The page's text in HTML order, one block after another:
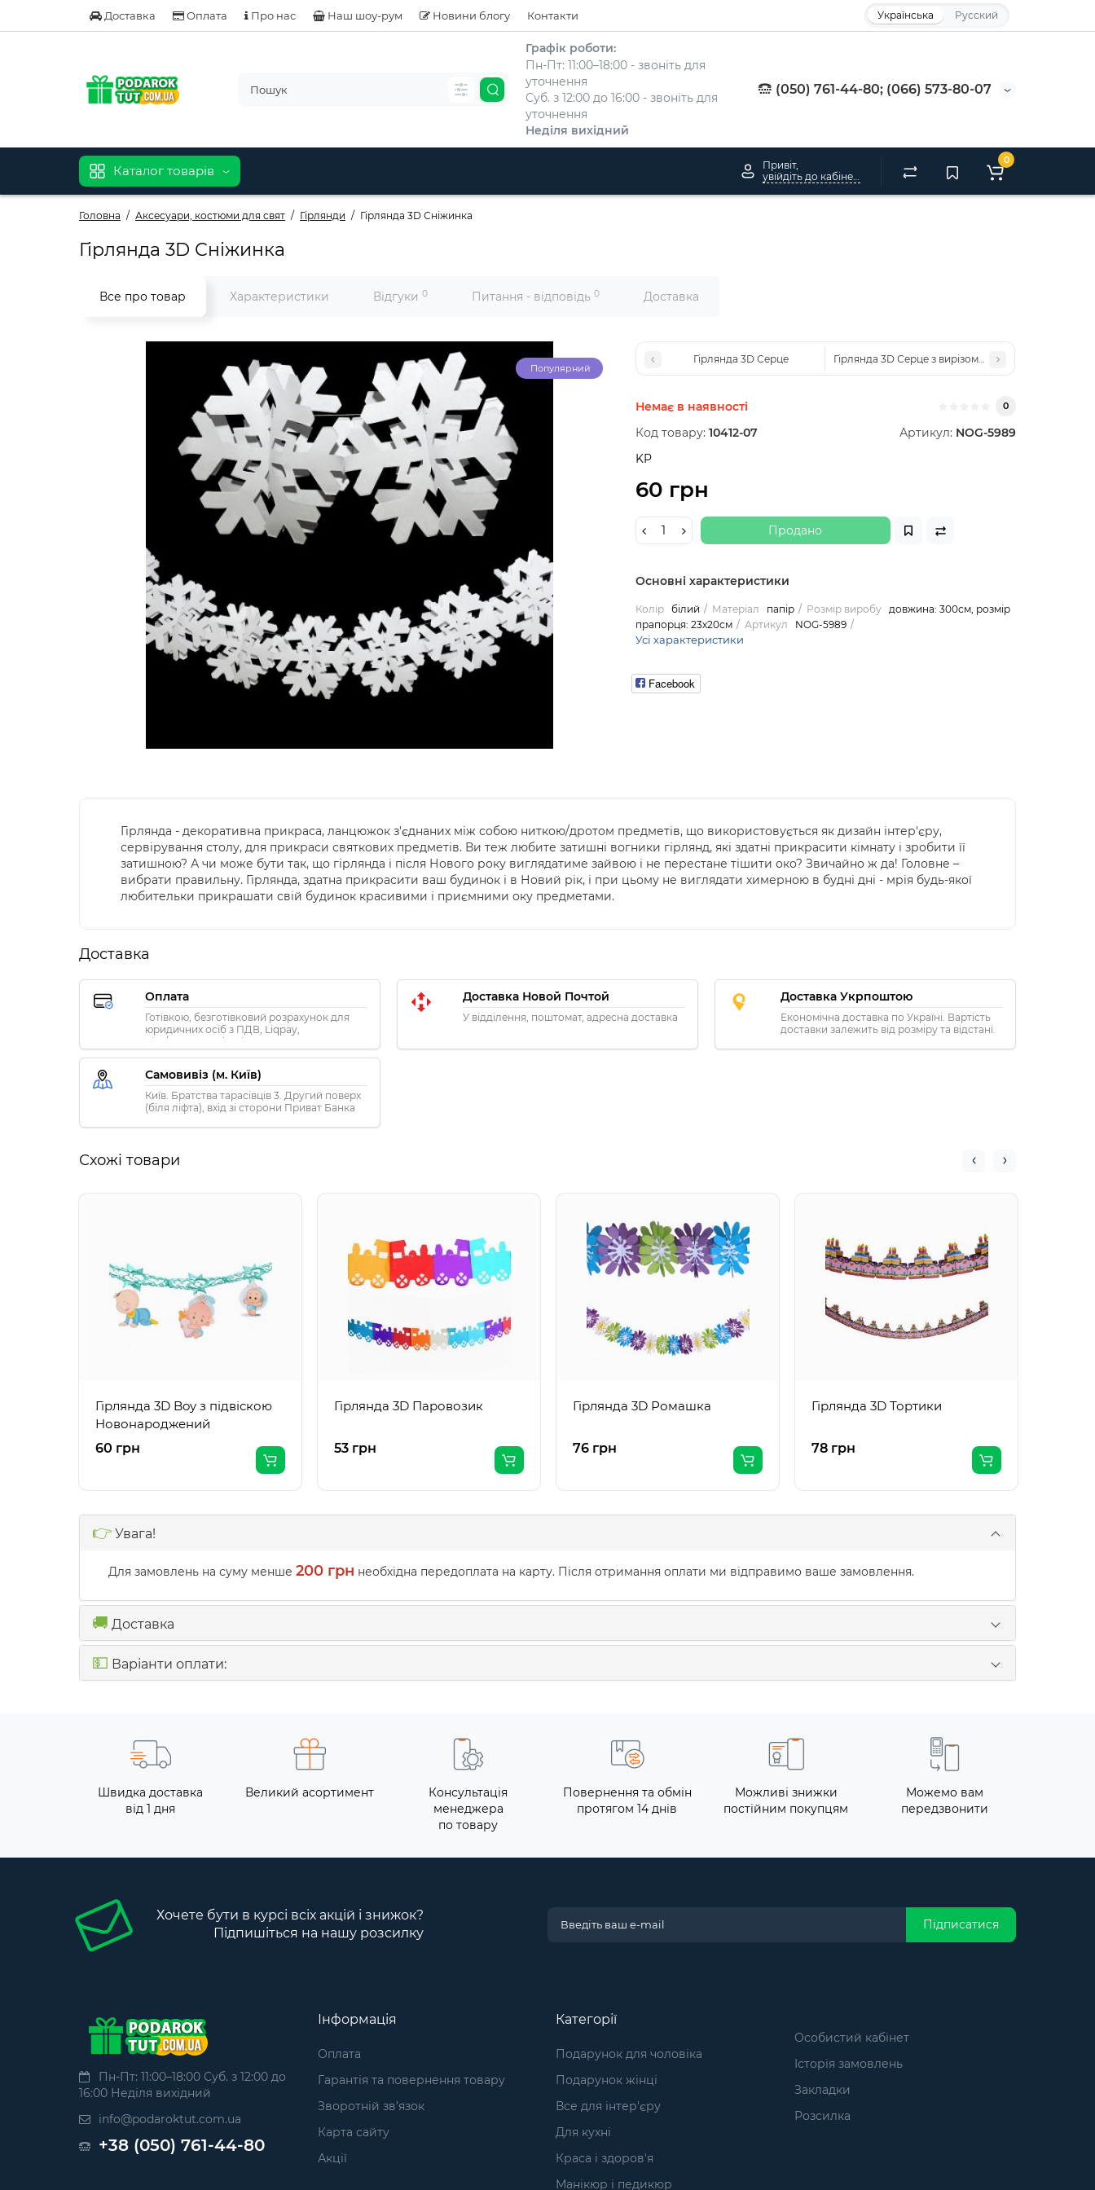
Доставка Оплата Про нас Наш шоу-рум Новини блогу Контакти Українська Русский
Графік роботи:
Пн-Пт: 11:00–18:00 - звоніть для
уточнення
Суб. з 12:00 до 16:00 - звоніть для
уточнення
Неділя вихідний
(050) 761-44-80; (066) 573-80-07
Каталог товарів
Привіт,
0
Головна Аксесуари, костюми для свят Гірлянди Гірлянда 3D Сніжинка
Гірлянда 3D Сніжинка
Все про товар Характеристики Відгуки 0 Питання - відповідь 0 Доставка
Популярний
Гірлянда 3D Серце Гірлянда 3D Серце з вирізом (різнокольорове)
Немає в наявності 0
Код товару: 10412-07 Артикул: NOG-5989
KP
60 грн
Продано
Основні характеристики
Колір білий Матеріал папір Розмір виробу
довжина: 300см, розмір
прапорця: 23х20см
Артикул NOG-5989
Усі характеристики
Facebook
Гірлянда - декоративна прикраса, ланцюжок з'єднаних між собою ниткою/дротом предметів, що використовується як дизайн інтер'єру,
сервірування столу, для прикраси святкових предметів. Ви теж любите затишні вогники гірлянд, які здатні прикрасити кімнату і зробити її
затишною? А чи може бути так, що гірлянда і після Нового року виглядатиме зайвою і не перестане тішити око? Звичайно ж да! Головне –
вибрати правильну. Гірлянда, здатна прикрасити ваш будинок і в Новий рік, і при цьому не виглядати химерною в будні дні - мрія будь-якої
любительки прикрашати свій будинок красивими і приємними оку предметами.
Доставка
Оплата
Готівкою, безготівковий розрахунок для
юридичних осіб з ПДВ, Liqpay,
Visa/MasterCard, Privat24
Доставка Новой Почтой
У відділення, поштомат, адресна доставка
Доставка Укрпоштою
Економічна доставка по Україні. Вартість
доставки залежить від розміру та відстані.
Самовивіз (м. Київ)
Київ. Братства тарасівців 3. Другий поверх
(біля ліфта), вхід зі сторони Приват Банка
Схожі товари
Гірлянда 3D Boy з підвіскою
Новонароджений
60 грн
Гірлянда 3D Паровозик
53 грн
Гірлянда 3D Ромашка
76 грн
Гірлянда 3D Тортики
78 грн
👉 Увага!
Для замовлень на суму менше 200 грн необхідна передоплата на карту. Після отримання оплати ми відправимо ваше замовлення.
🚚 Доставка
💵 Варіанти оплати:
Швидка доставка
від 1 дня
Великий асортимент
Консультація
менеджера
по товару
Повернення та обмін
протягом 14 днів
Можливі знижки
постійним покупцям
Можемо вам
передзвонити
Хочете бути в курсі всіх акцій і знижок?
Підпишіться на нашу розсилку
Підписатися
Пн-Пт: 11:00–18:00 Суб. з 12:00 до
16:00 Неділя вихідний
info@podaroktut.com.ua
+38 (050) 761-44-80
Інформація
Оплата
Гарантія та повернення товару
Зворотній зв’язок
Карта сайту
Акції
Категорії
Подарунок для чоловіка
Подарунок жінці
Все для інтер'єру
Для кухні
Краса і здоров'я
Манікюр і педикюр
Особистий кабінет
Історія замовлень
Закладки
Розсилка